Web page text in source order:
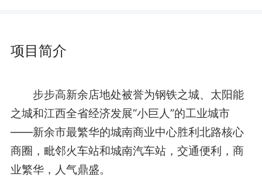
项目简介
步步高新余店地处被誉为钢铁之城、太阳能
之城和江西全省经济发展“小巨人”的工业城市
——新余市最繁华的城南商业中心胜利北路核心
商圈，毗邻火车站和城南汽车站，交通便利，商
业繁华，人气鼎盛。